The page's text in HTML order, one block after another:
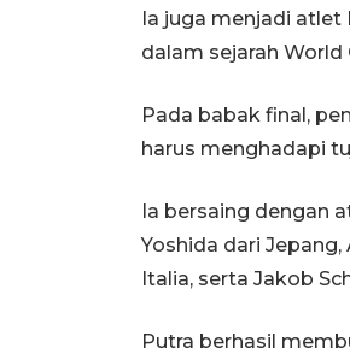
Ia juga menjadi atlet
dalam sejarah
Pada babak final,
harus menghadapi
Ia bersaing dengan
Yoshida dari
Italia, serta Jakob
Putra berhasil